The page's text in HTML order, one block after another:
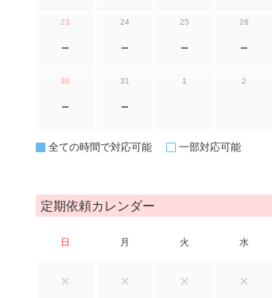
23
ー
24
ー
25
ー
26
ー
30
ー
31
ー
1 2
全ての時間で対応可能 一部対応可能
定期依頼カレンダー
日 月 火 水